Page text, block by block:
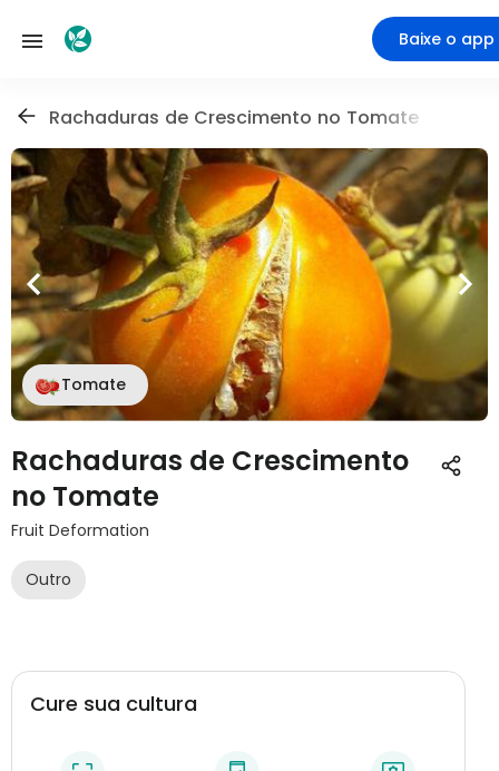
Baixe o app
Rachaduras de Crescimento no Tomate
Tomate
Rachaduras de Crescimento
no Tomate
Fruit Deformation
Outro
Cure sua cultura